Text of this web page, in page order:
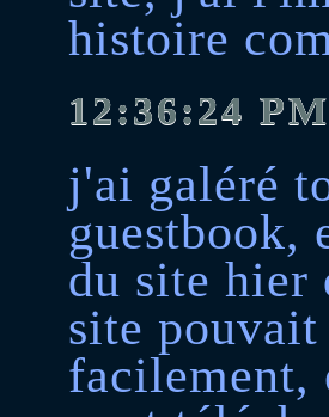
histoire
12:36:24 PM
j'ai galéré
guestbook,
du site hier
site
facilement,